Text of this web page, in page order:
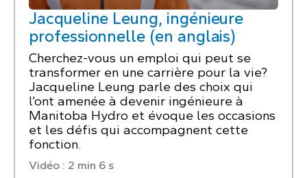
Jacqueline Leung, ingénieure
professionnelle (en anglais)
Cherchez-vous un emploi qui peut se
transformer en une carrière pour la vie?
Jacqueline Leung parle des choix qui
l’ont amenée à devenir ingénieure à
Manitoba Hydro et évoque les occasions
et les défis qui accompagnent cette
fonction.
Vidéo : 2 min 6 s